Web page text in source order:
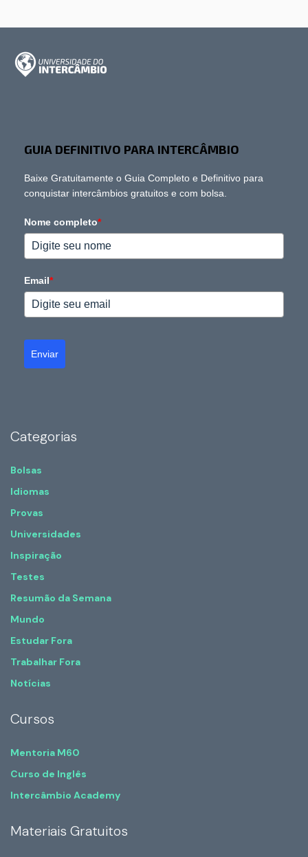
GUIA DEFINITIVO PARA INTERCÂMBIO
Baixe Gratuitamente o Guia Completo e Definitivo para
conquistar intercâmbios gratuitos e com bolsa.
Nome completo*
Email*
Enviar
Categorias
Bolsas
Idiomas
Provas
Universidades
Inspiração
Testes
Resumão da Semana
Mundo
Estudar Fora
Trabalhar Fora
Notícias
Cursos
Mentoria M60
Curso de Inglês
Intercâmbio Academy
Materiais Gratuitos